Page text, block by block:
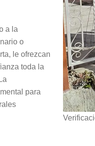
a la
o
le ofrezcan
toda la
para